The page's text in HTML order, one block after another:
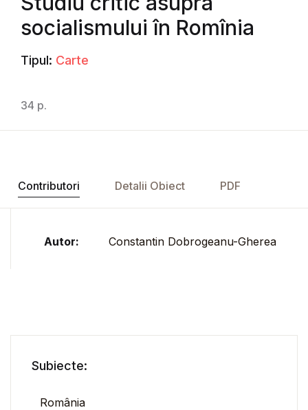
socialismului în Romînia
Tipul: Carte
34 p.
Contributori Detalii Obiect PDF
Autor: Constantin Dobrogeanu-Gherea
Subiecte:
România